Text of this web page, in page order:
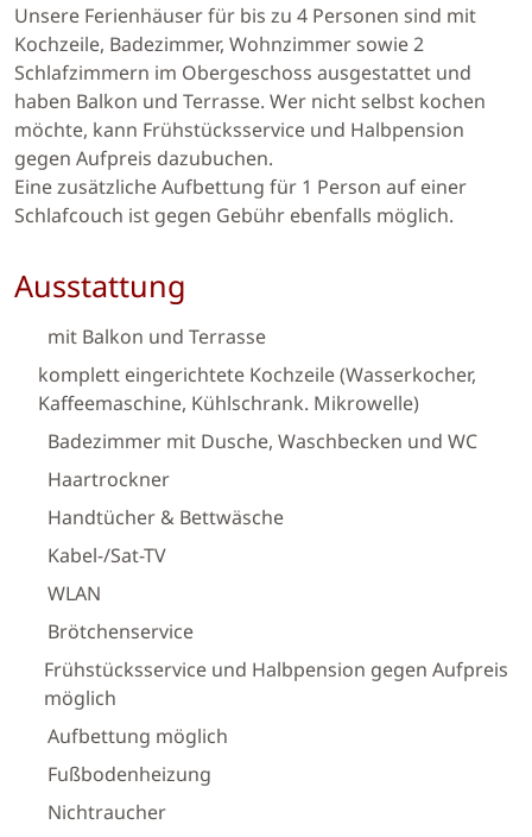
Unsere Ferienhäuser für bis zu 4 Personen sind mit
Kochzeile, Badezimmer, Wohnzimmer sowie 2
Schlafzimmern im Obergeschoss ausgestattet und
haben Balkon und Terrasse. Wer nicht selbst kochen
möchte, kann Frühstücksservice und Halbpension
gegen Aufpreis dazubuchen.
Eine zusätzliche Aufbettung für 1 Person auf einer
Schlafcouch ist gegen Gebühr ebenfalls möglich.
Ausstattung
mit Balkon und Terrasse
komplett eingerichtete Kochzeile (Wasserkocher,
Kaffeemaschine, Kühlschrank. Mikrowelle)
Badezimmer mit Dusche, Waschbecken und WC
Haartrockner
Handtücher & Bettwäsche
Kabel-/Sat-TV
WLAN
Brötchenservice
Frühstücksservice und Halbpension gegen Aufpreis
möglich
Aufbettung möglich
Fußbodenheizung
Nichtraucher